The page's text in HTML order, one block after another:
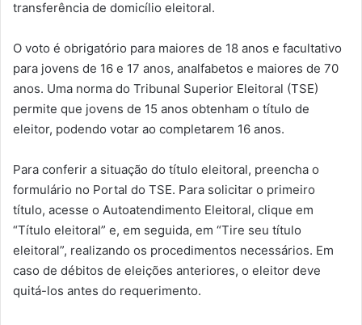
transferência de domicílio eleitoral.
O voto é obrigatório para maiores de 18 anos e facultativo
para jovens de 16 e 17 anos, analfabetos e maiores de 70
anos. Uma norma do Tribunal Superior Eleitoral (TSE)
permite que jovens de 15 anos obtenham o título de
eleitor, podendo votar ao completarem 16 anos.
Para conferir a situação do título eleitoral, preencha o
formulário no Portal do TSE. Para solicitar o primeiro
título, acesse o Autoatendimento Eleitoral, clique em
“Título eleitoral” e, em seguida, em “Tire seu título
eleitoral”, realizando os procedimentos necessários. Em
caso de débitos de eleições anteriores, o eleitor deve
quitá-los antes do requerimento.